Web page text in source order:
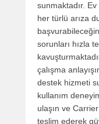
sunmaktadır.
her türlü arıza
sorunları hızla
çalışma
destek hizmeti
kullanım
ulaşın ve
teslim ederek